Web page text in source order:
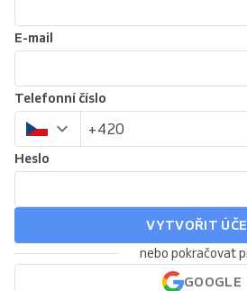
E-mail
Telefonní číslo
Heslo
VYTVOŘIT
nebo pokračovat
GOOGLE